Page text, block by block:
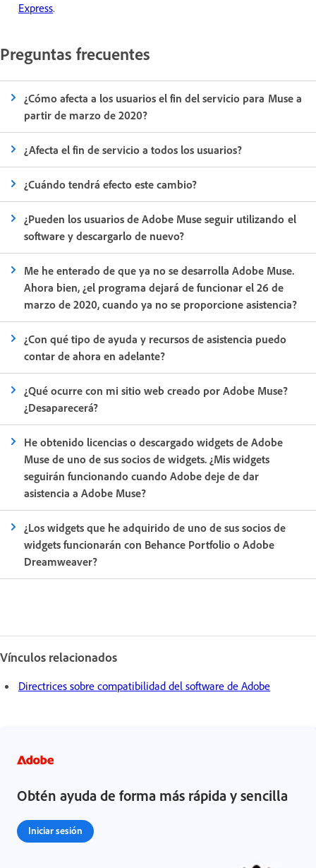
Express.
Preguntas frecuentes
¿Cómo afecta a los usuarios el fin del servicio para Muse a
partir de marzo de 2020?
¿Afecta el fin de servicio a todos los usuarios?
¿Cuándo tendrá efecto este cambio?
¿Pueden los usuarios de Adobe Muse seguir utilizando el
software y descargarlo de nuevo?
Me he enterado de que ya no se desarrolla Adobe Muse.
Ahora bien, ¿el programa dejará de funcionar el 26 de
marzo de 2020, cuando ya no se proporcione asistencia?
¿Con qué tipo de ayuda y recursos de asistencia puedo
contar de ahora en adelante?
¿Qué ocurre con mi sitio web creado por Adobe Muse?
¿Desaparecerá?
He obtenido licencias o descargado widgets de Adobe
Muse de uno de sus socios de widgets. ¿Mis widgets
seguirán funcionando cuando Adobe deje de dar
asistencia a Adobe Muse?
¿Los widgets que he adquirido de uno de sus socios de
widgets funcionarán con Behance Portfolio o Adobe
Dreamweaver?
Vínculos relacionados
Directrices sobre compatibilidad del software de Adobe
Obtén ayuda de forma más rápida y sencilla
Iniciar sesión